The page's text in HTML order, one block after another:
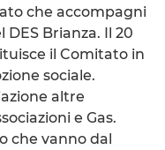
che accompagni
Brianza. Il 20
il Comitato in
sociale.
altre
e Gas.
che vanno dal